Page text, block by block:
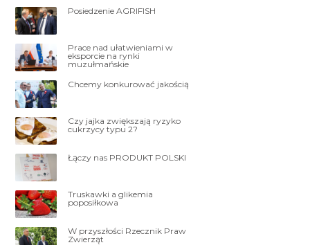
Posiedzenie AGRIFISH
Prace nad ułatwieniami w
eksporcie na rynki
muzułmańskie
Chcemy konkurować jakością
Czy jajka zwiększają ryzyko
cukrzycy typu 2?
Łączy nas PRODUKT POLSKI
Truskawki a glikemia
poposiłkowa
W przyszłości Rzecznik Praw
Zwierząt